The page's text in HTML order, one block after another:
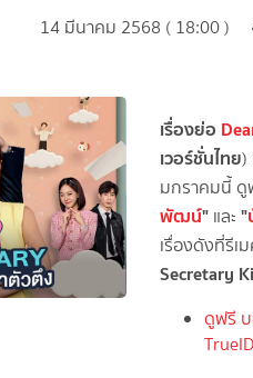
14 มีนาคม 2568 ( 18:00 )
เรื่องย่อ
เวอร์ชั่นไทย)
มกราคมนี้ ดู
พัฒน์" และ "
เรื่องดังที่รีเ
Secretary
ดูฟรี บ
TrueID